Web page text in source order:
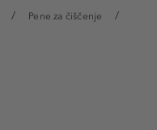
Pene za čiščenje